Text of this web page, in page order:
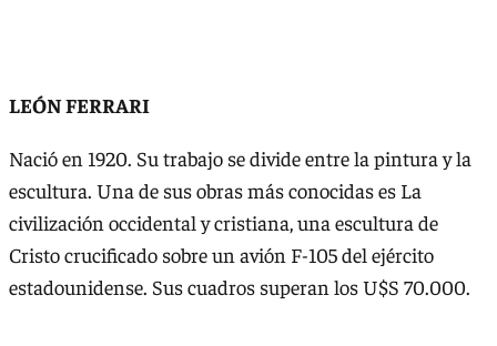
LEÓN FERRARI
Nació en 1920. Su trabajo se divide entre la pintura y la
escultura. Una de sus obras más conocidas es La
civilización occidental y cristiana, una escultura de
Cristo crucificado sobre un avión F-105 del ejército
estadounidense. Sus cuadros superan los U$S 70.000.